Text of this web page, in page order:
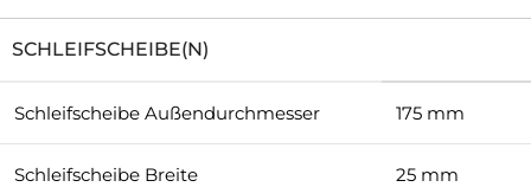
SCHLEIFSCHEIBE(N)
Schleifscheibe Außendurchmesser 175 mm
Schleifscheibe Breite 25 mm